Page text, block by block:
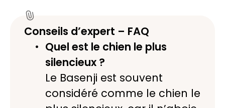
Conseils d’expert – FAQ
Quel est le chien le plus
silencieux ?
Le Basenji est souvent
considéré comme le chien le